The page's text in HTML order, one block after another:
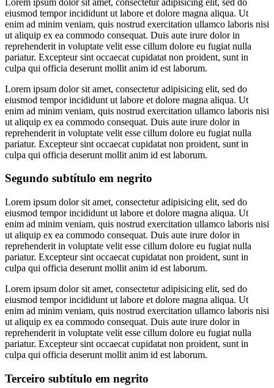
eiusmod tempor incididunt ut labore et dolore magna aliqua. Ut
enim ad minim veniam, quis nostrud exercitation ullamco laboris nisi
ut aliquip ex ea commodo consequat. Duis aute irure dolor in
reprehenderit in voluptate velit esse cillum dolore eu fugiat nulla
pariatur. Excepteur sint occaecat cupidatat non proident, sunt in
culpa qui officia deserunt mollit anim id est laborum.
Lorem ipsum dolor sit amet, consectetur adipisicing elit, sed do
eiusmod tempor incididunt ut labore et dolore magna aliqua. Ut
enim ad minim veniam, quis nostrud exercitation ullamco laboris nisi
ut aliquip ex ea commodo consequat. Duis aute irure dolor in
reprehenderit in voluptate velit esse cillum dolore eu fugiat nulla
pariatur. Excepteur sint occaecat cupidatat non proident, sunt in
culpa qui officia deserunt mollit anim id est laborum.
Segundo subtítulo em negrito
Lorem ipsum dolor sit amet, consectetur adipisicing elit, sed do
eiusmod tempor incididunt ut labore et dolore magna aliqua. Ut
enim ad minim veniam, quis nostrud exercitation ullamco laboris nisi
ut aliquip ex ea commodo consequat. Duis aute irure dolor in
reprehenderit in voluptate velit esse cillum dolore eu fugiat nulla
pariatur. Excepteur sint occaecat cupidatat non proident, sunt in
culpa qui officia deserunt mollit anim id est laborum.
Lorem ipsum dolor sit amet, consectetur adipisicing elit, sed do
eiusmod tempor incididunt ut labore et dolore magna aliqua. Ut
enim ad minim veniam, quis nostrud exercitation ullamco laboris nisi
ut aliquip ex ea commodo consequat. Duis aute irure dolor in
reprehenderit in voluptate velit esse cillum dolore eu fugiat nulla
pariatur. Excepteur sint occaecat cupidatat non proident, sunt in
culpa qui officia deserunt mollit anim id est laborum.
Terceiro subtítulo em negrito